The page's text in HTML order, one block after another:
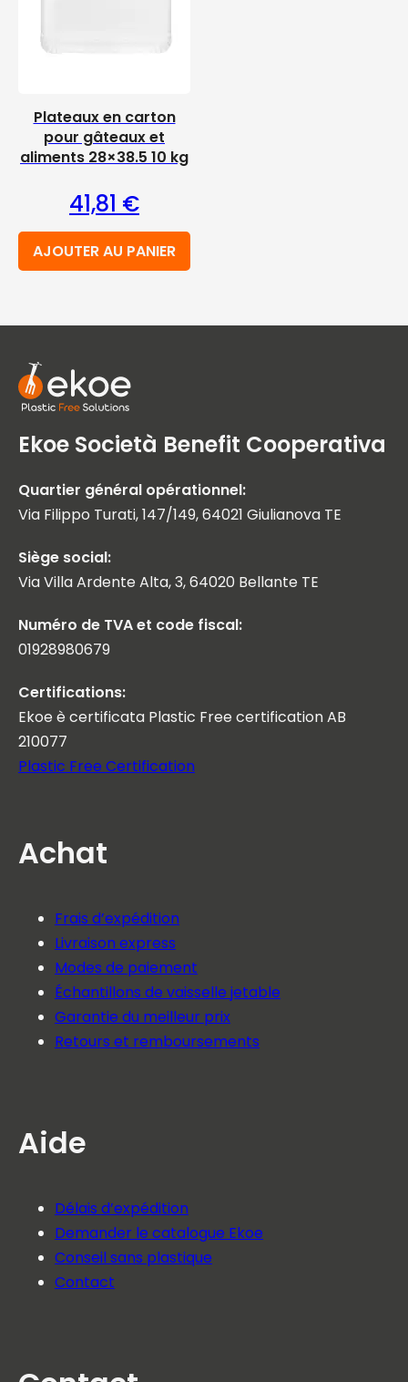
Plateaux en carton
pour gâteaux et
aliments 28×38.5 10 kg
41,81 €
AJOUTER AU PANIER
Ekoe Società Benefit Cooperativa
Quartier général opérationnel:
Via Filippo Turati, 147/149, 64021 Giulianova TE
Siège social:
Via Villa Ardente Alta, 3, 64020 Bellante TE
Numéro de TVA et code fiscal:
01928980679
Certifications:
Ekoe è certificata Plastic Free certification AB
210077
Plastic Free Certification
Achat
Frais d’expédition
Livraison express
Modes de paiement
Échantillons de vaisselle jetable
Garantie du meilleur prix
Retours et remboursements
Aide
Délais d’expédition
Demander le catalogue Ekoe
Conseil sans plastique
Contact